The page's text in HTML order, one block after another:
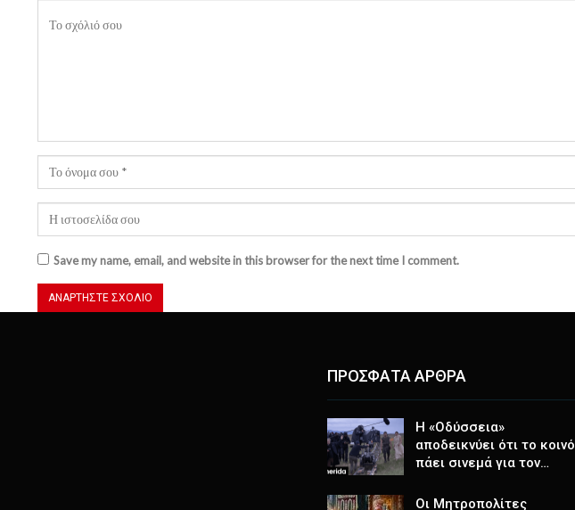
Save my name, email, and website in this browser for the next time I comment.
ΠΡΟΣΦΑΤΑ ΑΡΘΡΑ
Η «Οδύσσεια»
αποδεικνύει ότι το κοινό
πάει σινεμά για τον…
Οι Μητροπολίτες